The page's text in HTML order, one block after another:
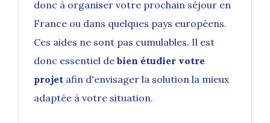
donc à organiser votre prochain séjour en
France ou dans quelques pays européens.
Ces aides ne sont pas cumulables. Il est
donc essentiel de bien étudier votre
projet afin d'envisager la solution la mieux
adaptée à votre situation.